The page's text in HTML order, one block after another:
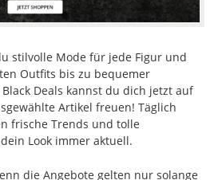
stilvolle Mode für jede Figur und
Outfits bis zu bequemer
Deals kannst du dich jetzt auf
Artikel freuen! Täglich
frische Trends und tolle
Look immer aktuell.
die Angebote gelten nur solange